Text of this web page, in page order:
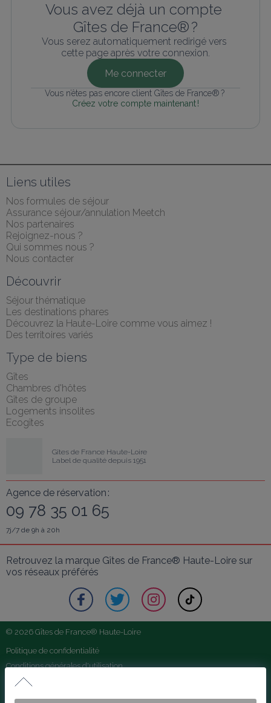
Vous avez déjà un compte
Gîtes de France® ?
Vous serez automatiquement redirigé vers
cette page après votre connexion.
Me connecter
Vous n’êtes pas encore client Gîtes de France® ?
Créez votre compte maintenant !
Liens utiles
Nos formules de séjour
Assurance séjour/annulation Meetch
Nos partenaires
Rejoignez-nous ?
Qui sommes nous ?
Nous contacter
Découvrir
Séjour thématique
Les destinations phares
Découvrez la Haute-Loire comme vous aimez !
Des territoires variés
Type de biens
Gîtes
Chambres d'hôtes
Gîtes de groupe
Logements insolites
Ecogîtes
Gîtes de France Haute-Loire
Label de qualité depuis 1951
Agence de réservation :
09 78 35 01 65
7j/7 de 9h à 20h
Retrouvez la marque Gîtes de France® Haute-Loire sur
vos réseaux préférés
© 2026 Gîtes de France® Haute-Loire
Politique de confidentialité
Conditions générales d'utilisation
Mentions légales
Maison des Cadets